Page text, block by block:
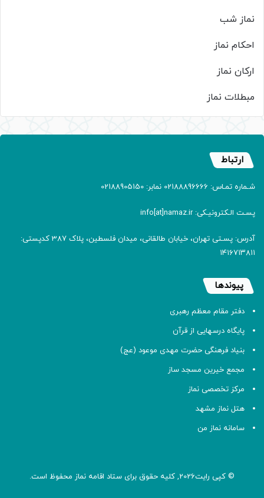
نماز شب
احکام نماز
ارکان نماز
مبطلات نماز
ارتباط
شـماره تمـاس: 02188896666 نمابر: 02188905150
پسـت الـکترونیـکی: info[at]namaz.ir
آدرس: پسـتی تهران، خیابان طالقانی، میدان فلسطین، پلاک 387 کدپستی:
۱۴۱۶۷۱۳۸۱۱
پیوندها
دفتر مقام معظم رهبری
پایگاه درسهایی از قرآن
بنیاد فرهنگی حضرت مهدی موعود (عج)
مجمع خیرین مسجد ساز
مرکز تخصصی نماز
هتل نماز مشهد
سامانه نماز من
© کپی رایت2026, کلیه حقوق برای ستاد اقامه نماز محفوظ است.